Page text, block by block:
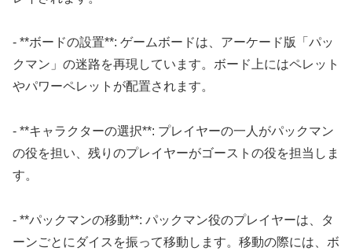
- **ボードの設置**: ゲームボードは、アーケード版「パッ
クマン」の迷路を再現しています。ボード上にはペレット
やパワーペレットが配置されます。
- **キャラクターの選択**: プレイヤーの一人がパックマン
の役を担い、残りのプレイヤーがゴーストの役を担当しま
す。
- **パックマンの移動**: パックマン役のプレイヤーは、タ
ーンごとにダイスを振って移動します。移動の際には、ボ